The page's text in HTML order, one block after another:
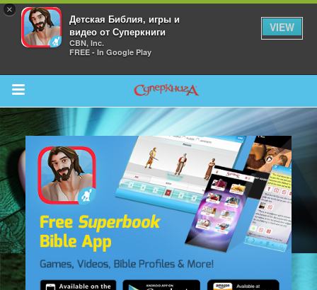
×
Детская Библия, игры и
видео от Суперкниги
CBN, Inc.
FREE - In Google Play
VIEW
Return to Content